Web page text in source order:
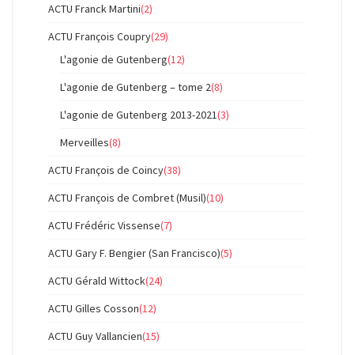
ACTU Franck Martini(2)
ACTU François Coupry(29)
L'agonie de Gutenberg(12)
L'agonie de Gutenberg – tome 2(8)
L'agonie de Gutenberg 2013-2021(3)
Merveilles(8)
ACTU François de Coincy(38)
ACTU François de Combret (Musil)(10)
ACTU Frédéric Vissense(7)
ACTU Gary F. Bengier (San Francisco)(5)
ACTU Gérald Wittock(24)
ACTU Gilles Cosson(12)
ACTU Guy Vallancien(15)